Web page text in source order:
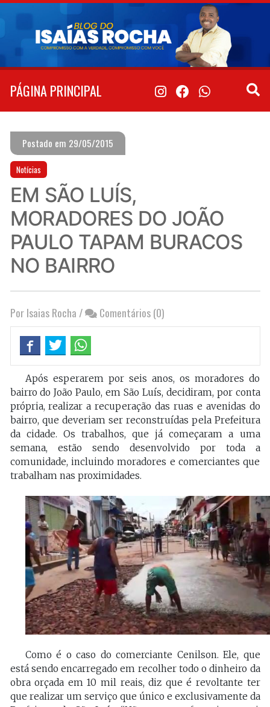
Pular
conteúdo
PÁGINA PRINCIPAL
Postado em 29/05/2015
Notícias
EM SÃO LUÍS,
MORADORES DO JOÃO
PAULO TAPAM BURACOS
NO BAIRRO
Por Isaias Rocha / Comentários (0)
Após esperarem por seis anos, os moradores do
bairro doJoão Paulo, em São Luís, decidiram, por conta
própria, realizar a recuperação das ruas e avenidas do
bairro, que deveriam ser reconstruídas pela Prefeitura
da cidade. Os trabalhos, que já começaram a uma
semana, estão sendo desenvolvido por toda a
comunidade, incluindo moradores e comerciantes que
trabalham nas proximidades.
Como é o caso do comerciante Cenilson. Ele, que
está sendo encarregado em recolher todo o dinheiro da
obra orçada em 10 mil reais, diz que é revoltante ter
que realizar um serviço que único e exclusivamente da